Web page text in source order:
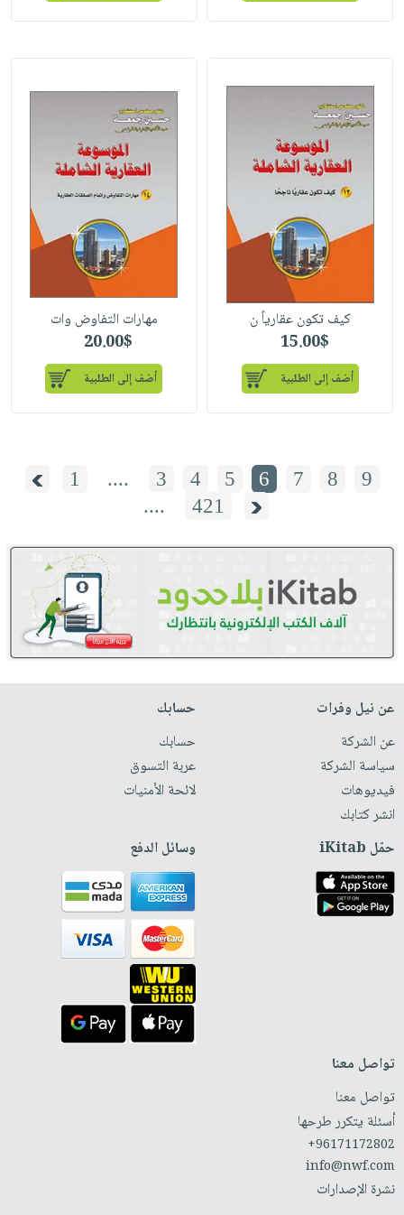
كيف تكون عقارياً ن
15.00$
أضف إلى الطلبية
مهارات التفاوض وات
20.00$
أضف إلى الطلبية
1 .... 3 4 5 6 7 8
9
....
421
عن نيل وفرات
عن الشركة
سياسة الشركة
فيديوهات
انشر كتابك
حسابك
حسابك
عربة التسوق
لائحة الأمنيات
حمّل iKitab وسائل الدفع
تواصل معنا
تواصل معنا
أسئلة يتكرر طرحها
+96171172802
info@nwf.com
نشرة الإصدارات